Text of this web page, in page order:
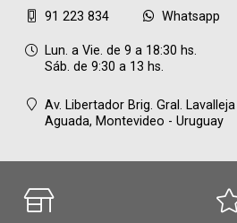
91 223 834 Whatsapp
Lun. a Vie. de 9 a 18:30 hs.
Sáb. de 9:30 a 13 hs.
Av. Libertador Brig. Gral.
Aguada, Montevideo - Uruguay